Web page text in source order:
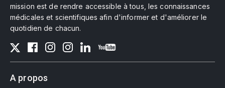
mission est de rendre accessible à tous, les connaissances
médicales et scientifiques afin d'informer et d'améliorer le
quotidien de chacun.
A propos